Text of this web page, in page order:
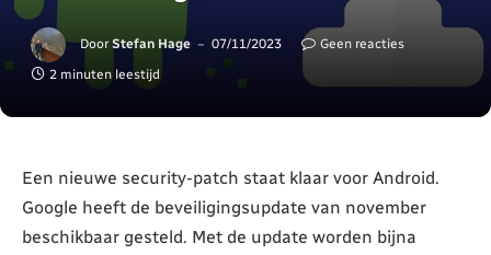
Door Stefan Hage 07/11/2023
Geen reacties
2 minuten leestijd
Een nieuwe security-patch staat klaar voor Android.
Google heeft de beveiligingsupdate van november
beschikbaar gesteld. Met de update worden bijna